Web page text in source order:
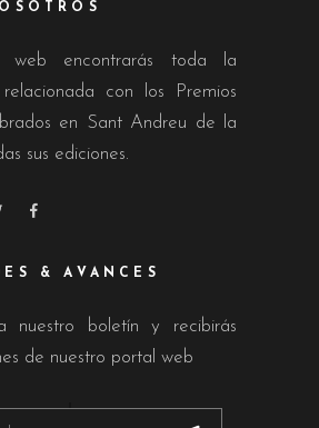
web encontrarás toda la
con los Premios
en Sant Andreu de la
sus ediciones.
& AVANCES
nuestro boletín y recibirás
de nuestro portal web